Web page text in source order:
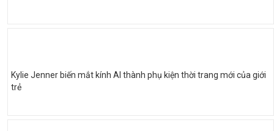
Kylie Jenner biến mắt kính AI thành phụ kiện thời trang mới của giới
trẻ